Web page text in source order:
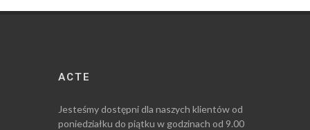
ACTE
Jesteśmy dostępni dla naszych klientów od
poniedziałku do piątku w godzinach od 9.00